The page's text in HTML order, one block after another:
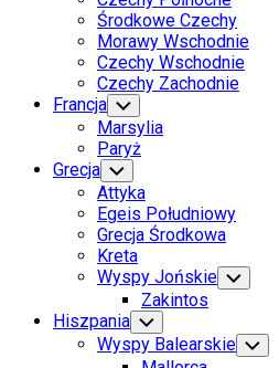
Środkowe Czechy
Morawy Wschodnie
Czechy Wschodnie
Czechy Zachodnie
Francja Toggle
Child
Menu
Marsylia
Paryż
Grecja Toggle
Child
Menu
Attyka
Egeis Południowy
Grecja Środkowa
Kreta
Wyspy Jońskie Toggle
Child
Zakintos
Hiszpania Toggle
Child
Menu
Wyspy Balearskie Toggle
Child